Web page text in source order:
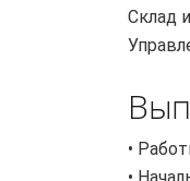
Склад
•